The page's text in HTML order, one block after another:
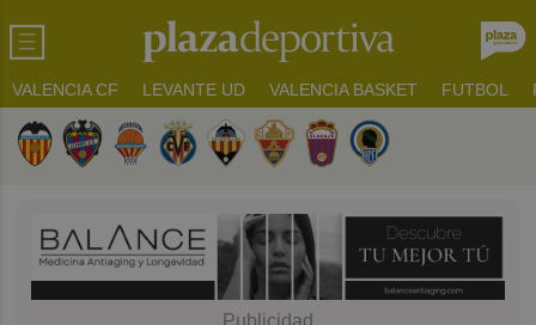
VALENCIA CF LEVANTE UD VALENCIA BASKET FUTBOL